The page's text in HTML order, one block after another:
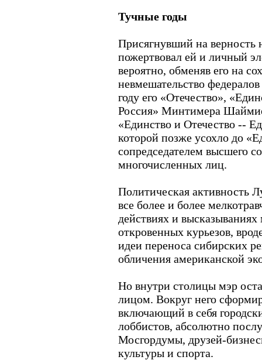
Тучные годы
Присягнувший на верность
пожертвовал ей и личный
вероятно, обменяв его на
невмешательство
году его «Отечество»,
Россия» Минтимера
«Единство и Отечество --
которой позже усохло до
сопредседателем высшего
многочисленных лиц.
Политическая активность
все более и более
действиях и высказываниях
откровенных курьезов,
идеи переноса сибирских
обличения американской
Но внутри столицы мэр
лицом. Вокруг него
включающий в себя
лоббистов, абсолютно
Мосгордумы, друзей-
культуры и спорта.